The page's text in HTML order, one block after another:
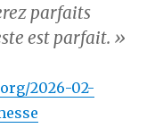
parfaits
est parfait. »
2026-02-